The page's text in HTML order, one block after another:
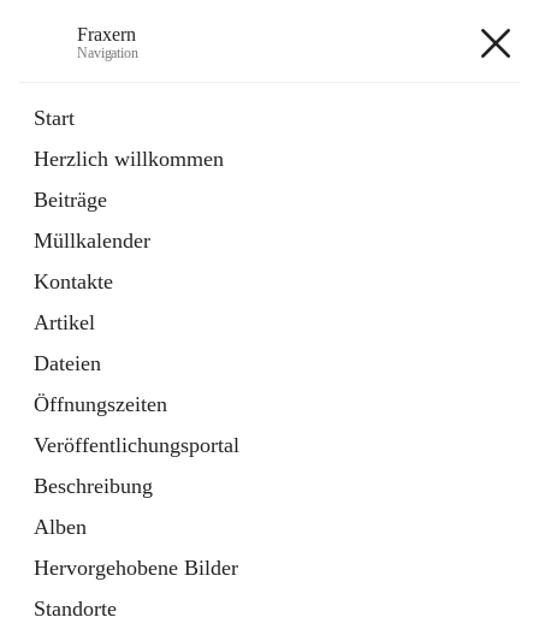
Fraxern
Navigation
Start
Herzlich willkommen
Beiträge
Müllkalender
Kontakte
Artikel
Dateien
Öffnungszeiten
Veröffentlichungsportal
Beschreibung
Alben
Hervorgehobene Bilder
Standorte
Ordner
in
Tab
Formulare
Artikel
öffnet
in
neuem
Tab